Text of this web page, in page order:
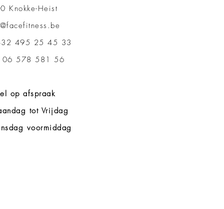
Knokke-Heist
495 25 45 33
06 578 581 56
op afspraak
tot Vrijdag
voormiddag